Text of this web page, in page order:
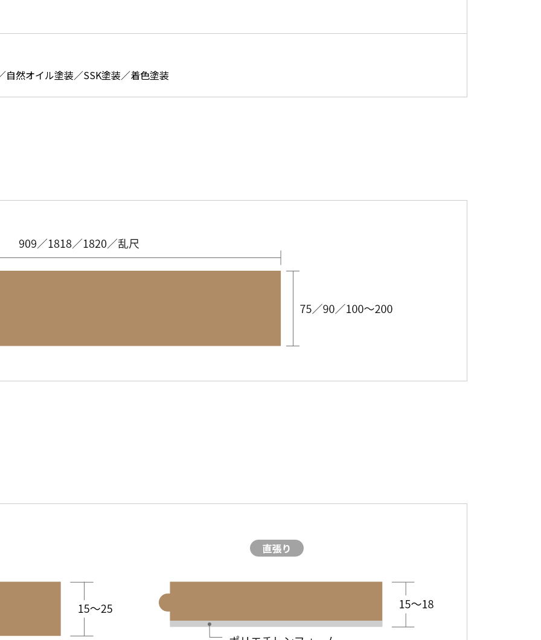
自然オイル塗装／SSK塗装／着色塗装